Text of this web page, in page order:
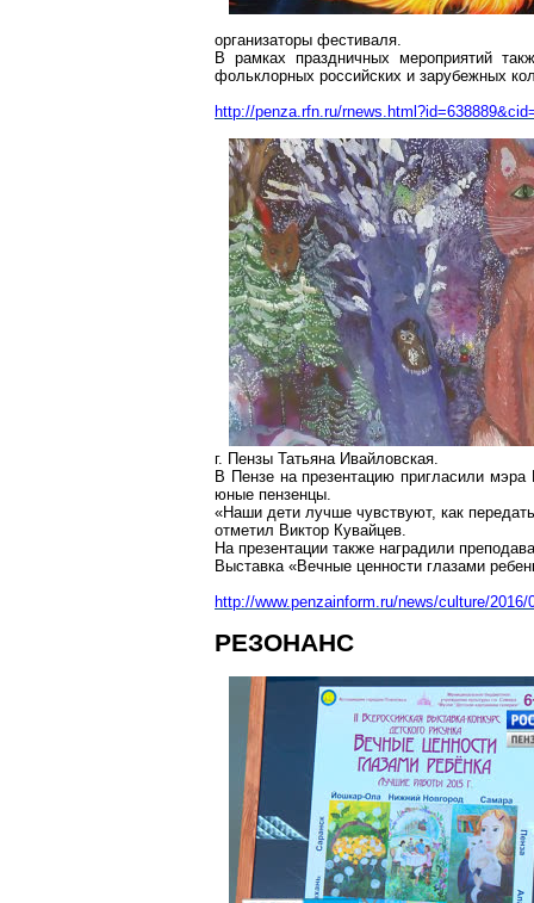
организаторы фестиваля.
В рамках праздничных мероприятий
фольклорных российских и зарубежных
http://penza.rfn.ru/
г. Пензы Татьяна Ивайловская.
В Пензена презентацию пригласили мэра
юные пензенцы.
«Наши дети лучше чувствуют, как
отметил Виктор Кувайцев.
На презентации также наградили
Выставка «Вечные ценности глазами
http://www.penzainform.ru/news/culture/
РЕЗОНАНС